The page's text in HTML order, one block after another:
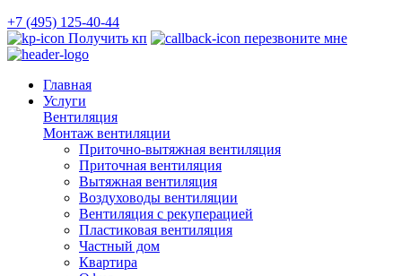
+7 (495) 125-40-44
Получить кп
перезвоните мне
Главная
Услуги
Вентиляция
Монтаж вентиляции
Приточно-вытяжная вентиляция
Приточная вентиляция
Вытяжная вентиляция
Воздуховоды вентиляции
Вентиляция с рекуперацией
Пластиковая вентиляция
Частный дом
Квартира